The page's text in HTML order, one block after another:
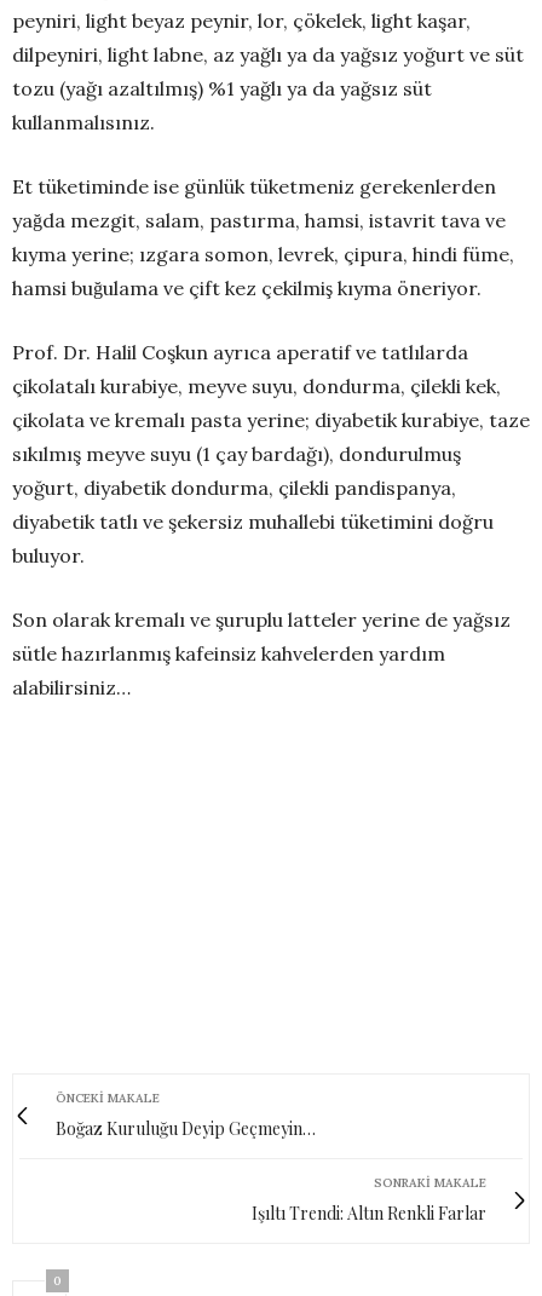
peyniri, light beyaz peynir, lor, çökelek, light kaşar,
dilpeyniri, light labne, az yağlı ya da yağsız yoğurt ve süt
tozu (yağı azaltılmış) %1 yağlı ya da yağsız süt
kullanmalısınız.
Et tüketiminde ise günlük tüketmeniz gerekenlerden
yağda mezgit, salam, pastırma, hamsi, istavrit tava ve
kıyma yerine; ızgara somon, levrek, çipura, hindi füme,
hamsi buğulama ve çift kez çekilmiş kıyma öneriyor.
Prof. Dr. Halil Coşkun ayrıca aperatif ve tatlılarda
çikolatalı kurabiye, meyve suyu, dondurma, çilekli kek,
çikolata ve kremalı pasta yerine; diyabetik kurabiye, taze
sıkılmış meyve suyu (1 çay bardağı), dondurulmuş
yoğurt, diyabetik dondurma, çilekli pandispanya,
diyabetik tatlı ve şekersiz muhallebi tüketimini doğru
buluyor.
Son olarak kremalı ve şuruplu latteler yerine de yağsız
sütle hazırlanmış kafeinsiz kahvelerden yardım
alabilirsiniz…
ÖNCEKI MAKALE
Boğaz Kuruluğu Deyip Geçmeyin…
SONRAKI MAKALE
Işıltı Trendi: Altın Renkli Farlar
0